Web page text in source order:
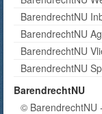
BarendrechtNU
BarendrechtNU
BarendrechtNU
BarendrechtNU
BarendrechtNU
© BarendrechtNU